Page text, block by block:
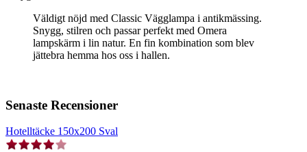
Väldigt nöjd med Classic Vägglampa i antikmässing.
Snygg, stilren och passar perfekt med Omera
lampskärm i lin natur. En fin kombination som blev
jättebra hemma hos oss i hallen.
Senaste Recensioner
Hotelltäcke 150x200 Sval